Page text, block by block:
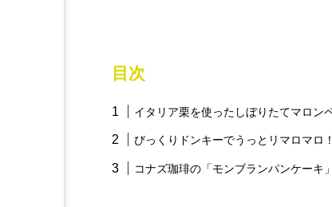
目次
イタリア栗を使ったしぼりたてマロン
びっくりドンキーでうっとリマロマロ
コナズ珈琲の「モンブランパンケーキ